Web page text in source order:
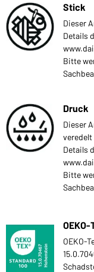
Stick
Dieser
Details
Bitte
Druck
Dieser
veredelt
Details
Bitte
OEKO-
OEKO-